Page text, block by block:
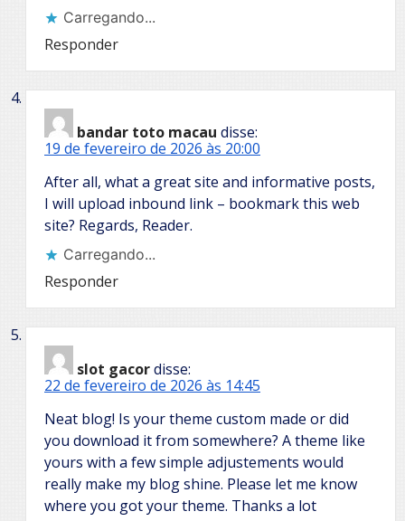
Carregando...
Responder
bandar toto macau disse:
19 de fevereiro de 2026 às 20:00
After all, what a great site and informative posts,
I will upload inbound link – bookmark this web
site? Regards, Reader.
Carregando...
Responder
slot gacordisse:
22 de fevereiro de 2026 às 14:45
Neat blog! Is your theme custom made or did
you download it from somewhere? A theme like
yours with a few simple adjustements would
really make my blog shine. Please let me know
where you got your theme. Thanks a lot